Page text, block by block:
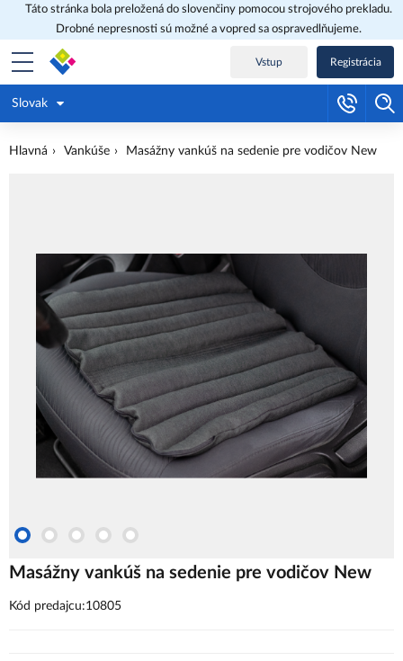
Táto stránka bola preložená do slovenčiny pomocou strojového prekladu.
Drobné nepresnosti sú možné a vopred sa ospravedlňujeme.
Vstup Registrácia
Slovak
Hlavná Vankúše Masážny vankúš na sedenie pre vodičov New
Masážny vankúš na sedenie pre vodičov New
Kód predajcu:10805